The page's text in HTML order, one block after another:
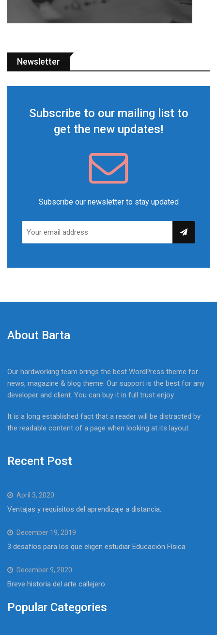
Newsletter
Subscribe to our mailing list to
get the new updates!
Subscribe our newsletter to stay updated
About Barta
Our hardworking team brings the best WordPress theme for
news, magazine & blog theme. Our support is the best for any
developer and client. You can buy it in full trust enjoy.
It is a long established fact that a reader will be distracted by
the readable content of a page when looking at its layout.
Recent Post
April 3, 2020
Ventajas y requisitos del aprendizaje a distancia.
December 19, 2019
3 desafíos para los que eligen estudiar Educación Física
December 9, 2020
Breve historia del arte callejero
Popular Categories